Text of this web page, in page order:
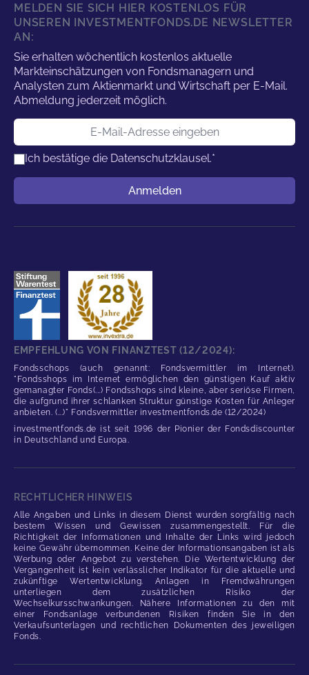
MELDEN SIE SICH HIER KOSTENLOS FÜR
UNSEREN INVESTMENTFONDS.DE NEWSLETTER
AN:
Sie erhalten wöchentlich kostenlos aktuelle
Markteinschätzungen von Fondsmanagern und
Analysten zum Aktienmarkt und Wirtschaft per E-Mail.
Abmeldung jederzeit möglich.
E-Mail-Adresse
Ich bestätige die Datenschutzklausel.*
Anmelden
EMPFEHLUNG VON FINANZTEST (12/2024):
Fondsschops (auch genannt: Fondsvermittler im Internet).
"Fondsshops im Internet ermöglichen den günstigen Kauf aktiv
gemanagter Fonds(...) Fondsshops sind kleine, aber seriöse Firmen,
die aufgrund ihrer schlanken Struktur günstige Kosten für Anleger
anbieten. (...)" Fondsvermittler investmentfonds.de (12/2024)
investmentfonds.de ist seit 1996 der Pionier der Fondsdiscounter
in Deutschland und Europa.
RECHTLICHER HINWEIS
Alle Angaben und Links in diesem Dienst wurden sorgfältig nach
bestem Wissen und Gewissen zusammengestellt. Für die
Richtigkeit der Informationen und Inhalte der Links wird jedoch
keine Gewähr übernommen. Keine der Informationsangaben ist als
Werbung oder Angebot zu verstehen. Die Wertentwicklung der
Vergangenheit ist kein verlässlicher Indikator für die aktuelle und
zukünftige Wertentwicklung. Anlagen in Fremdwährungen
unterliegen dem zusätzlichen Risiko der
Wechselkursschwankungen. Nähere Informationen zu den mit
einer Fondsanlage verbundenen Risiken finden Sie in den
Verkaufsunterlagen und rechtlichen Dokumenten des jeweiligen
Fonds.